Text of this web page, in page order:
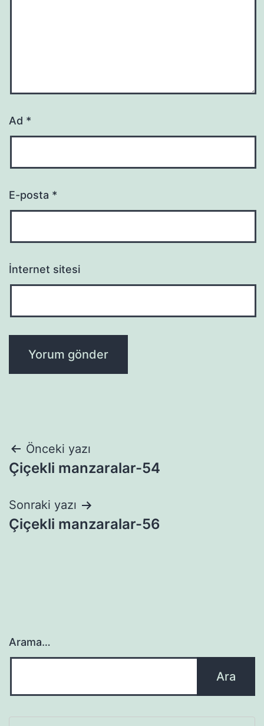
Ad *
E-posta *
İnternet sitesi
Yazı
gezinmesi
Önceki yazı
Çiçekli manzaralar-54
Sonraki yazı
Çiçekli manzaralar-56
Arama…